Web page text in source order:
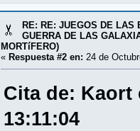
RE: RE: JUEGOS DE LAS
GUERRA DE LAS
MORTíFERO)
« Respuesta #2 en: 24 de
Cita de: Kaort
13:11:04